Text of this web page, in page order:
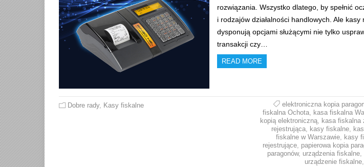
rozwiązania. Wszystko dlatego, by spełnić
i rodzajów działalności handlowych. Ale kasy
dysponują opcjami służącymi nie tylko
transakcji czy…
READ MORE
Dobre rady, Kasy fiskalne elektroniczna kopia
fiskalna Ochota, kasa fiskalna
kopią elektroniczną, kasa fiskalna
rejestrująca, kasy fiskalne,
fiskalne w Warszawie, kasy
rejestrujące, papierowa kopia
paragonów, urządzenia fiskalne,
urządzenie fiskalne,